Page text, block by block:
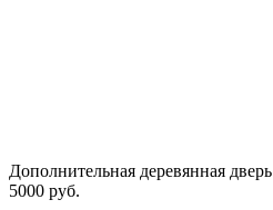
Дополнительная деревянная дверь
5000 руб.